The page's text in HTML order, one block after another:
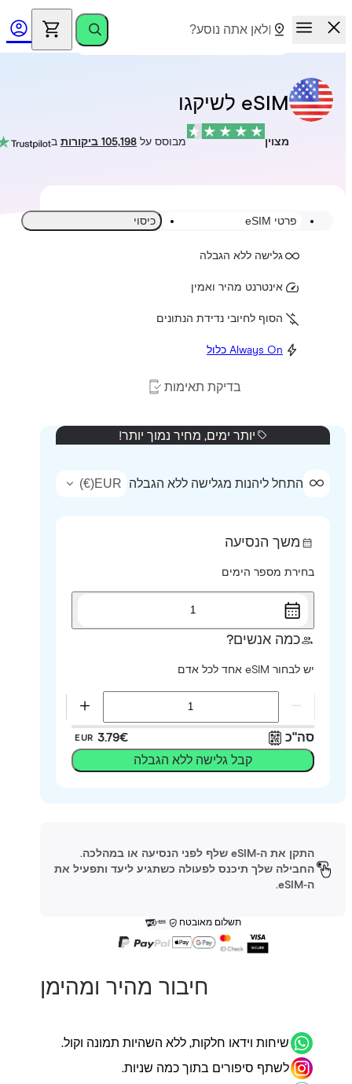
eSIM לשיקגו
מבוסס על105,198 ביקורות ב
פרטי eSIM כיסוי
גלישה ללא הגבלה
אינטרנט מהיר ואמין
הסוף לחיובי נדידת הנתונים
Always On כלול
בדיקת תאימות
יותר ימים, מחיר נמוך יותר!
התחל ליהנות מגלישה ללא הגבלה EUR
€
)
משך הנסיעה
בחירת מספר הימים
כמה אנשים?
יש לבחור eSIM אחד לכל אדם
EUR
קבל גלישה ללא הגבלה
התקן את ה-eSIM שלף לפני הנסיעה או במהלכה.
החבילה שלך תיכנס לפעולה כשתגיע ליעד ותפעיל את
תשלום מאובטח
חיבור מהיר ומהימן
שיחות וידאו חלקות, ללא השהיות תמונה וקול.
לשתף סיפורים בתוך כמה שניות.